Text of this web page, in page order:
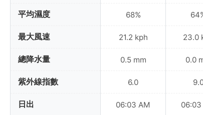
平均濕度
最大風速
總降水量
紫外線指數
日出
68%
21.2 kph
0.5 mm
6.0
06:03 AM
23.0
0.0
06:03